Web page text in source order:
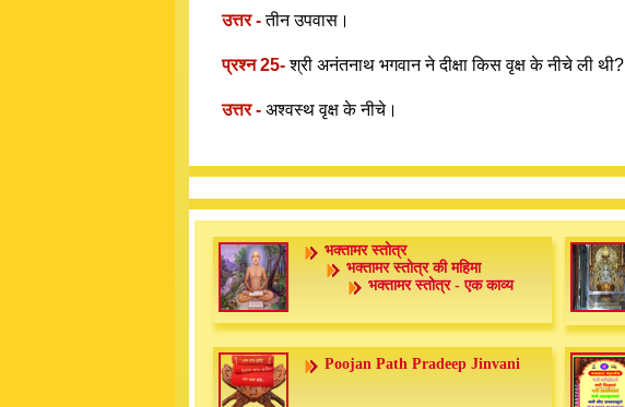
उत्तर -तीन उपवास।
प्रश्न 25-श्री अनंतनाथ भगवान ने दीक्षा किस वृक्ष के नीचे ली थी?
उत्तर - अश्वस्थ वृक्ष के नीचे।
भक्तामर स्तोत्र
भक्तामर स्तोत्र की महिमा
भक्तामर स्तोत्र - एक काव्य
Poojan Path Pradeep Jinvani